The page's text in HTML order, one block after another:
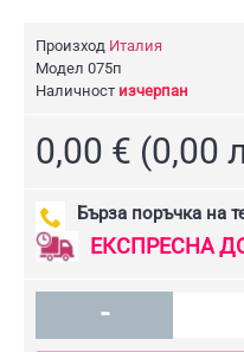
Произход Италия
Модел 075п
Наличност изчерпан
0,00 € (0,00
Бърза поръчка на
ЕКСПРЕСНА
-